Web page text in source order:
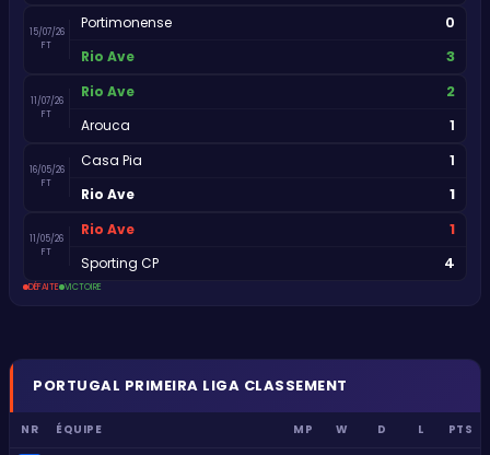
15/07/26
FT
Portimonense 0
Rio Ave 3
11/07/26
FT
Rio Ave 2
Arouca 1
16/05/26
FT
Casa Pia 1
Rio Ave 1
11/05/26
FT
Rio Ave 1
Sporting CP 4
DÉFAITE VICTOIRE
PORTUGAL PRIMEIRA LIGA CLASSEMENT
NR ÉQUIPE MP W D L PTS